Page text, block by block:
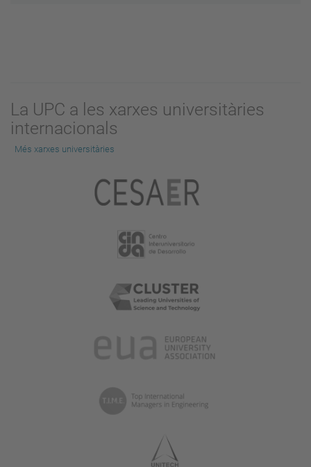
La UPC a les xarxes universitàries
internacionals
Més xarxes universitàries